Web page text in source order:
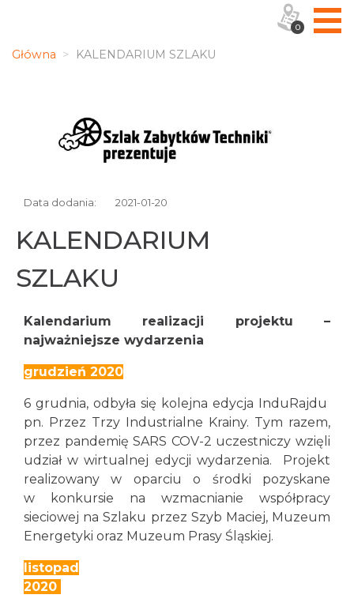
Główna KALENDARIUM SZLAKU
Data dodania: 2021-01-20
KALENDARIUM
SZLAKU
Kalendarium realizacji projektu –
najważniejsze wydarzenia
grudzień 2020
6 grudnia, odbyła się kolejna edycja InduRajdu
pn. Przez Trzy Industrialne Krainy. Tym razem,
przez pandemię SARS COV-2 uczestniczy wzięli
udział w wirtualnej edycji wydarzenia. Projekt
realizowany w oparciu o środki pozyskane
w konkursie na wzmacnianie współpracy
sieciowej na Szlaku przez Szyb Maciej, Muzeum
Energetyki oraz Muzeum Prasy Śląskiej.
listopad
2020
0